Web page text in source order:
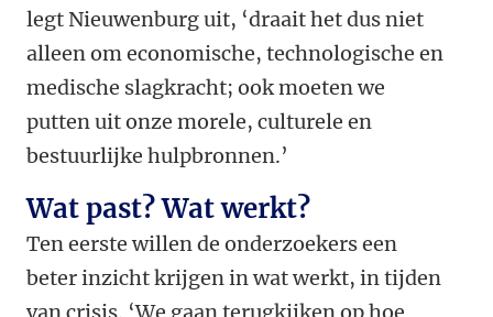
legt Nieuwenburg uit, ‘draait het dus niet
alleen om economische, technologische en
medische slagkracht; ook moeten we
putten uit onze morele, culturele en
bestuurlijke hulpbronnen.’
Wat past? Wat werkt?
Ten eerste willen de onderzoekers een
beter inzicht krijgen in wat werkt, in tijden